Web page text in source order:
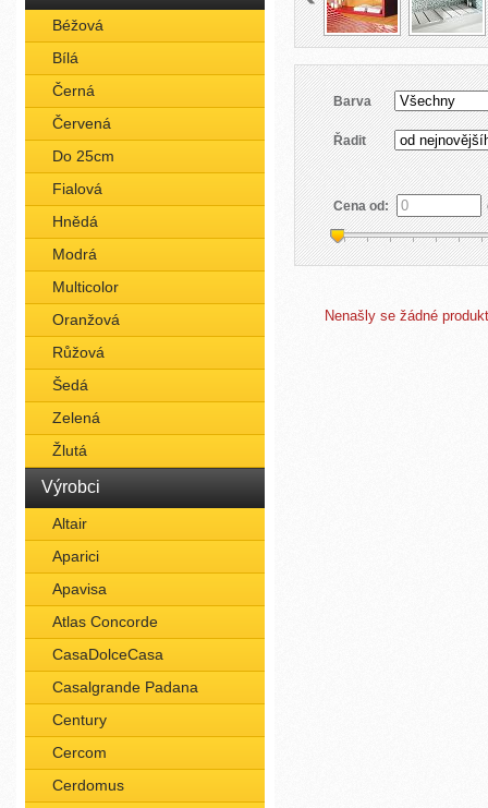
Béžová
Bílá
Černá
Červená
Do 25cm
Fialová
Hnědá
Modrá
Multicolor
Oranžová
Růžová
Šedá
Zelená
Žlutá
Výrobci
Altair
Aparici
Apavisa
Atlas Concorde
CasaDolceCasa
Casalgrande Padana
Century
Cercom
Cerdomus
Barva
Řadit
Cena od:
Nenašly se žádné